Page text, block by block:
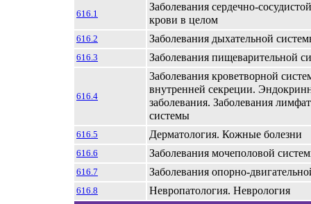
616.1
Заболевания сердечно-
крови в целом
616.2 Заболевания дыхательной
616.3 Заболевания пищеварительной
616.4
3аболевания кроветворной
внутренней секреции.
заболевания. Заболевания
системы
616.5 Дерматология. Кожные болезни
616.6 Заболевания мочеполовой
616.7 Заболевания опорно-
616.8 Невропатология. Неврология